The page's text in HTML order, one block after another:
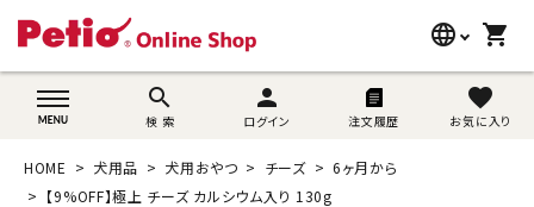
language
wovn-lang-name
shopping_cart
search
検 索
person
ログイン 注文履歴
favorite
お気に入り
search
猫用品
HOME 犬用品 犬用おやつ チーズ
6ヶ月から
【9%OFF】極上 チーズ カルシウム入り 130g